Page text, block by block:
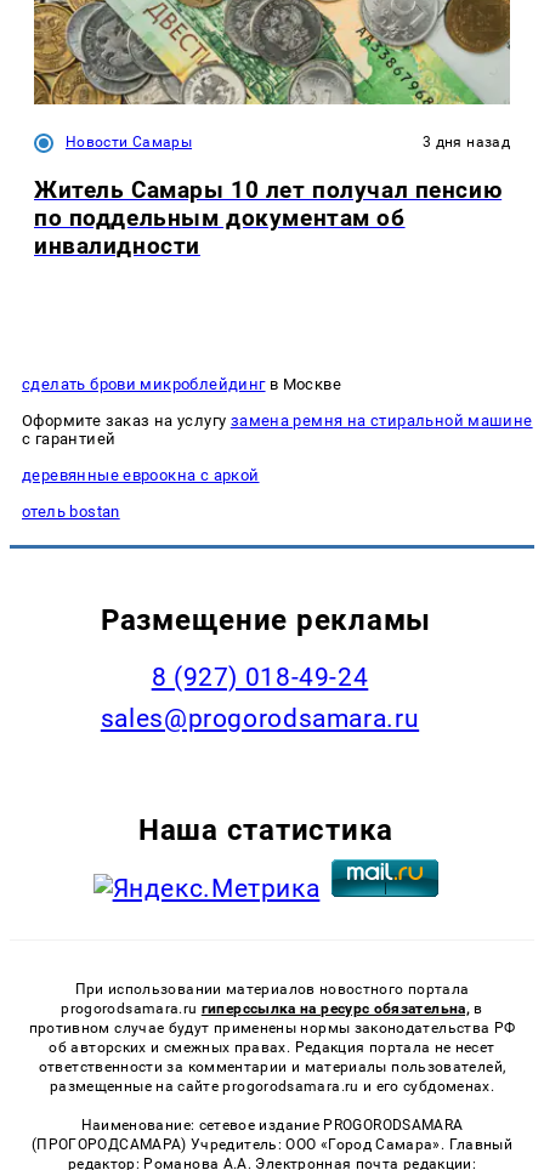
Новости Самары 3 дня назад
Житель Самары 10 лет получал пенсию
по поддельным документам об
инвалидности
сделать брови микроблейдингв Москве
Оформите заказ на услугу замена ремня на стиральной машине
с гарантией
деревянные евроокна с аркой
отель bostan
Размещение рекламы
8 (927) 018-49-24
sales@progorodsamara.ru
Наша статистика
При использовании материалов новостного портала
progorodsamara.ru гиперссылка на ресурс обязательна, в
противном случае будут применены нормы законодательства РФ
об авторских и смежных правах. Редакция портала не несет
ответственности за комментарии и материалы пользователей,
размещенные на сайте progorodsamara.ru и его субдоменах.
Наименование: сетевое издание PROGORODSAMARA
(ПРОГОРОДСАМАРА) Учредитель: ООО «Город Самара». Главный
редактор: Романова А.А. Электронная почта редакции: